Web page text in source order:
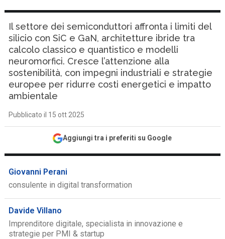
Il settore dei semiconduttori affronta i limiti del
silicio con SiC e GaN, architetture ibride tra
calcolo classico e quantistico e modelli
neuromorfici. Cresce l’attenzione alla
sostenibilità, con impegni industriali e strategie
europee per ridurre costi energetici e impatto
ambientale
Pubblicato il 15 ott 2025
Aggiungi tra i preferiti su Google
Giovanni Perani
consulente in digital transformation
Davide Villano
Imprenditore digitale, specialista in innovazione e
strategie per PMI & startup